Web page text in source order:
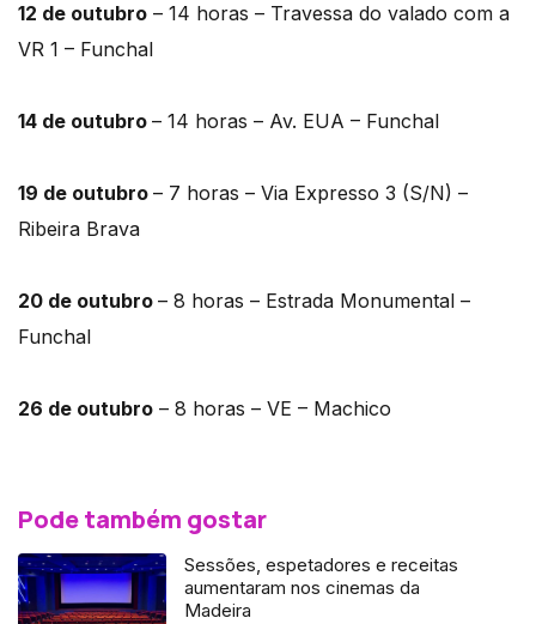
12 de outubro – 14 horas – Travessa do valado com a
VR 1 – Funchal
14 de outubro – 14 horas – Av. EUA – Funchal
19 de outubro – 7 horas – Via Expresso 3 (S/N) –
Ribeira Brava
20 de outubro – 8 horas – Estrada Monumental –
Funchal
26 de outubro – 8 horas – VE – Machico
Pode também gostar
Sessões, espetadores e receitas
aumentaram nos cinemas da
Madeira